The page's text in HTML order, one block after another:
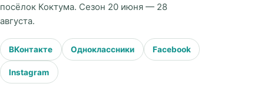
посёлок Коктума. Сезон 20 июня — 28
августа.
ВКонтакте Одноклассники Facebook
Instagram